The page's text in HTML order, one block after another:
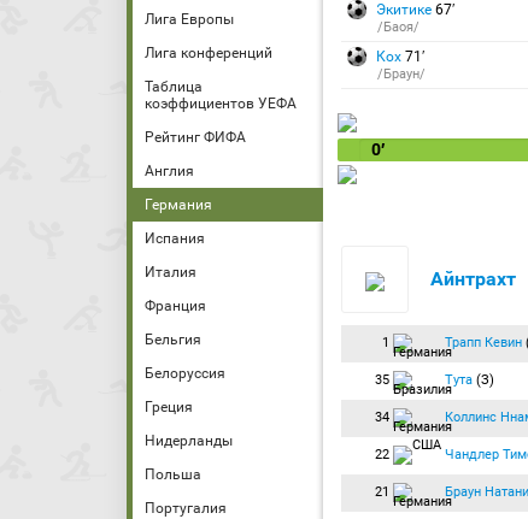
Лига Европы
Лига конференций
Таблица
коэффициентов УЕФА
Рейтинг ФИФА
Англия
Германия
Испания
Италия
Франция
Бельгия
Белоруссия
Греция
Нидерланды
Польша
Португалия
Экитике 67′
/Баоя/
Кох 71′
/Браун/
0′
Айнтрахт
1 Трапп Кевин
35 Тута (З)
34 Коллинс
22 Чандлер
21 Браун